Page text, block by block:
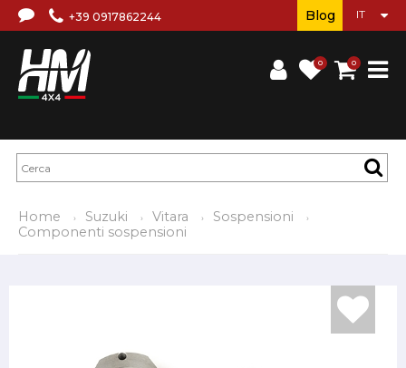
+39 0917862244
0 0
Blog
Home Suzuki Vitara
Sospensioni
Componenti sospensioni